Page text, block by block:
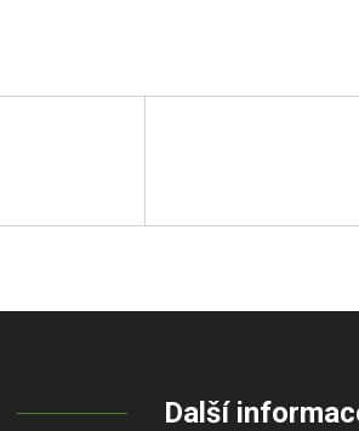
Další